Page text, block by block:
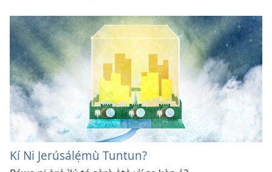
Kí Ni Jerúsálẹ́mù Tuntun?